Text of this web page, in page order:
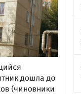
дошла до
(чиновники